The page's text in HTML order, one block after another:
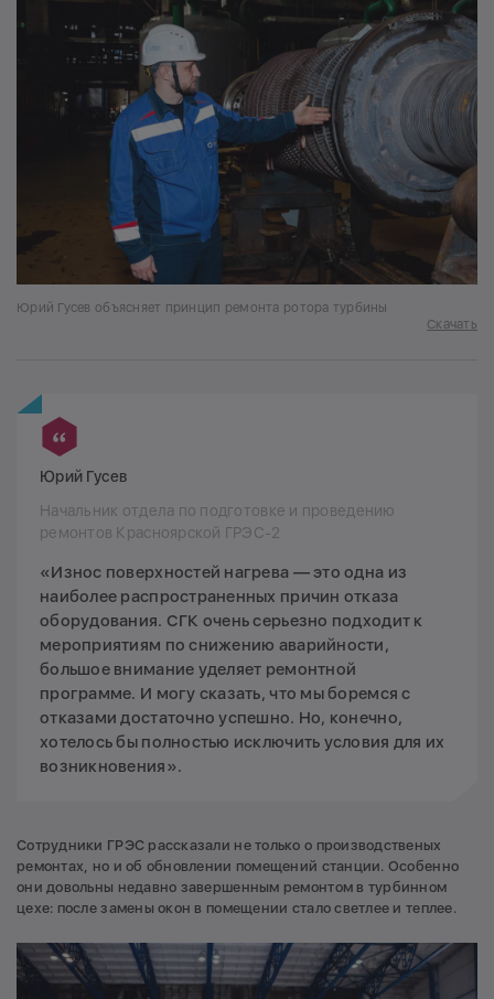
Юрий Гусев объясняет принцип ремонта ротора турбины
Скачать
Юрий Гусев
Начальник отдела по подготовке и проведению
ремонтов Красноярской ГРЭС-2
«Износ поверхностей нагрева — это одна из
наиболее распространенных причин отказа
оборудования. СГК очень серьезно подходит к
мероприятиям по снижению аварийности,
большое внимание уделяет ремонтной
программе. И могу сказать, что мы боремся с
отказами достаточно успешно. Но, конечно,
хотелось бы полностью исключить условия для их
возникновения».
Сотрудники ГРЭС рассказали не только о производственых
ремонтах, но и об обновлении помещений станции. Особенно
они довольны недавно завершенным ремонтом в турбинном
цехе: после замены окон в помещении стало светлее и теплее.